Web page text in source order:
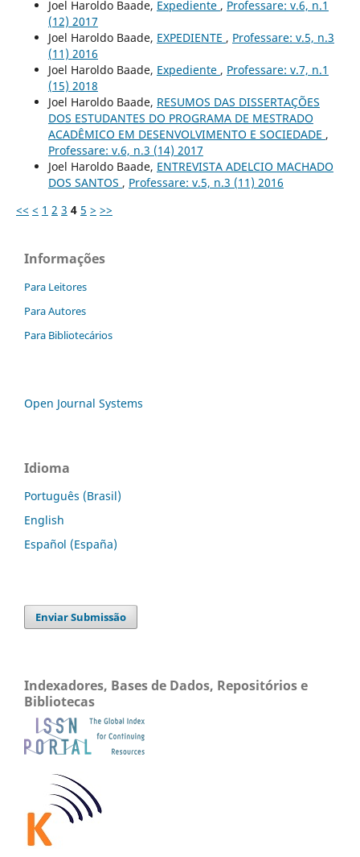
Joel Haroldo Baade, Expediente , Professare: v.6, n.1
(12) 2017
Joel Haroldo Baade, EXPEDIENTE , Professare: v.5, n.3
(11) 2016
Joel Haroldo Baade, Expediente , Professare: v.7, n.1
(15) 2018
Joel Haroldo Baade, RESUMOS DAS DISSERTAÇÕES
DOS ESTUDANTES DO PROGRAMA DE MESTRADO
ACADÊMICO EM DESENVOLVIMENTO E SOCIEDADE ,
Professare: v.6, n.3 (14) 2017
Joel Haroldo Baade, ENTREVISTA ADELCIO MACHADO
DOS SANTOS , Professare: v.5, n.3 (11) 2016
<< < 1 2 3 4 5 > >>
Informações
Para Leitores
Para Autores
Para Bibliotecários
Open Journal Systems
Idioma
Português (Brasil)
English
Español (España)
Enviar Submissão
Indexadores, Bases de Dados, Repositórios e
Bibliotecas